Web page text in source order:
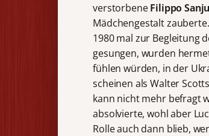
verstorbeneFilippo
Mädchengestalt
1980 mal zur Begleitung
gesungen, wurden
fühlen würden, in der
scheinen als Walter
kann nicht mehr befragt
absolvierte, wohl aber
Rolle auch dann blieb,